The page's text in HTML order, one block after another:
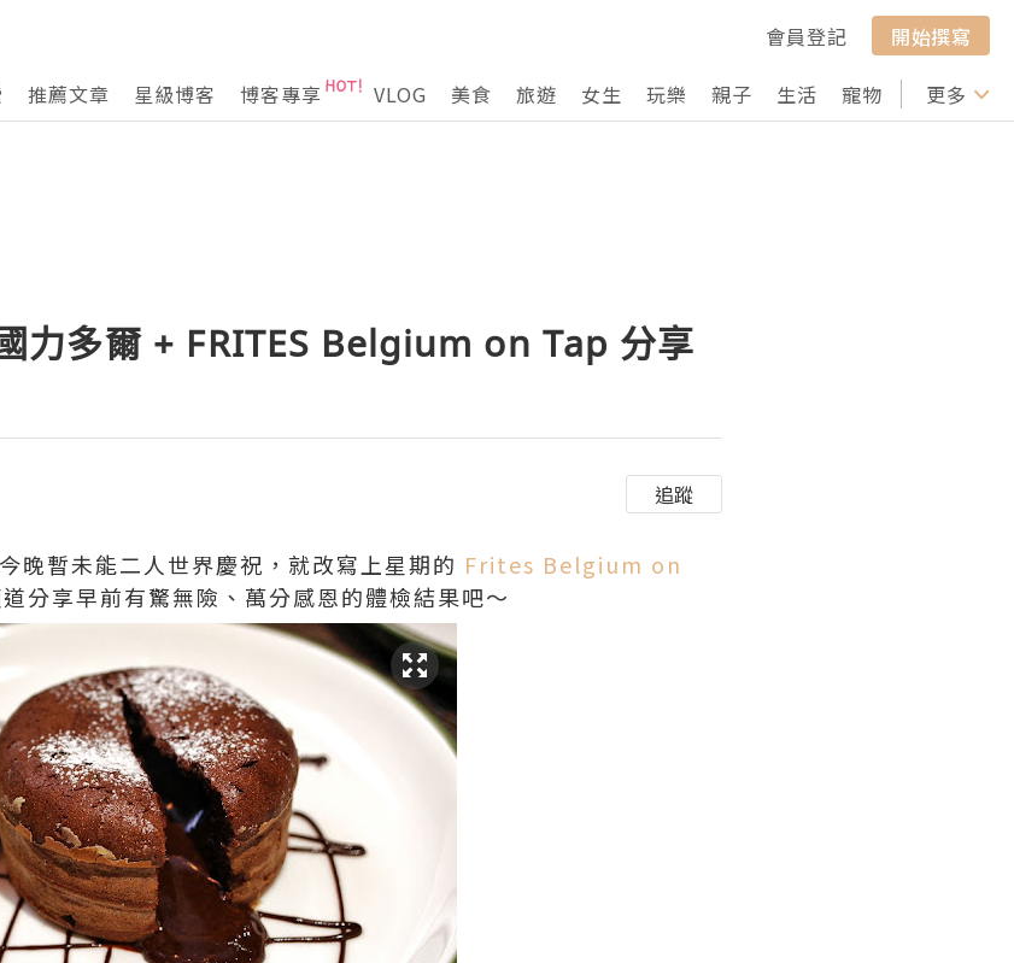
會員登記
開始撰寫
推薦文章 星級博客 博客專享 VLOG 美食 旅遊 女生 玩樂 親子 生活 寵物 行山 打卡
更多
力多爾 + FRITES Belgium on Tap 分享
追蹤
晚暫未能二人世界慶祝，就改寫上星期的 Frites Belgium on
分享早前有驚無險、萬分感恩的體檢結果吧～